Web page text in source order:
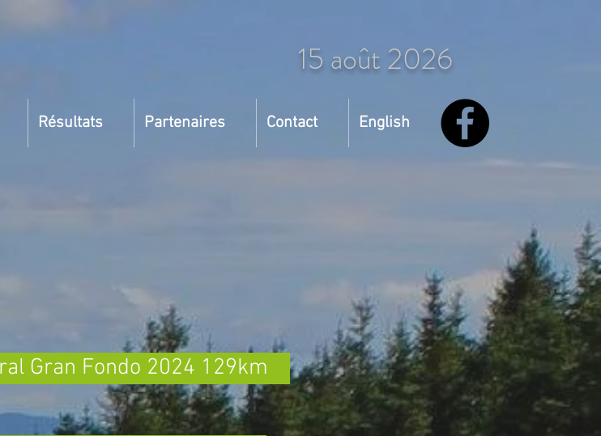
15 août 2026
Résultats Partenaires Contact English
Gran Fondo 2024 129km